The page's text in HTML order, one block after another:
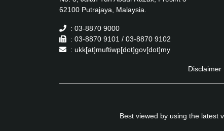
62100 Putrajaya, Malaysia.
: 03-8870 9000
: 03-8870 9101 / 03-8870 9102
: ukk[at]muftiwp[dot]gov[dot]my
Disclaimer
Best viewed by using the latest